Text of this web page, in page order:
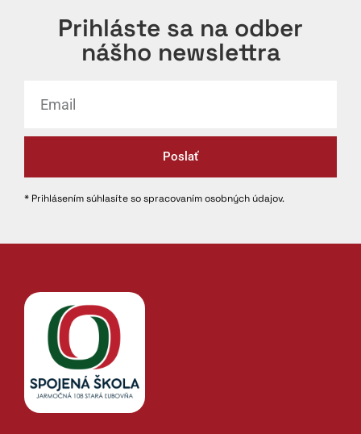
Prihláste sa na odber
nášho newslettra
Poslať
* Prihlásením súhlasíte so spracovaním osobných údajov.